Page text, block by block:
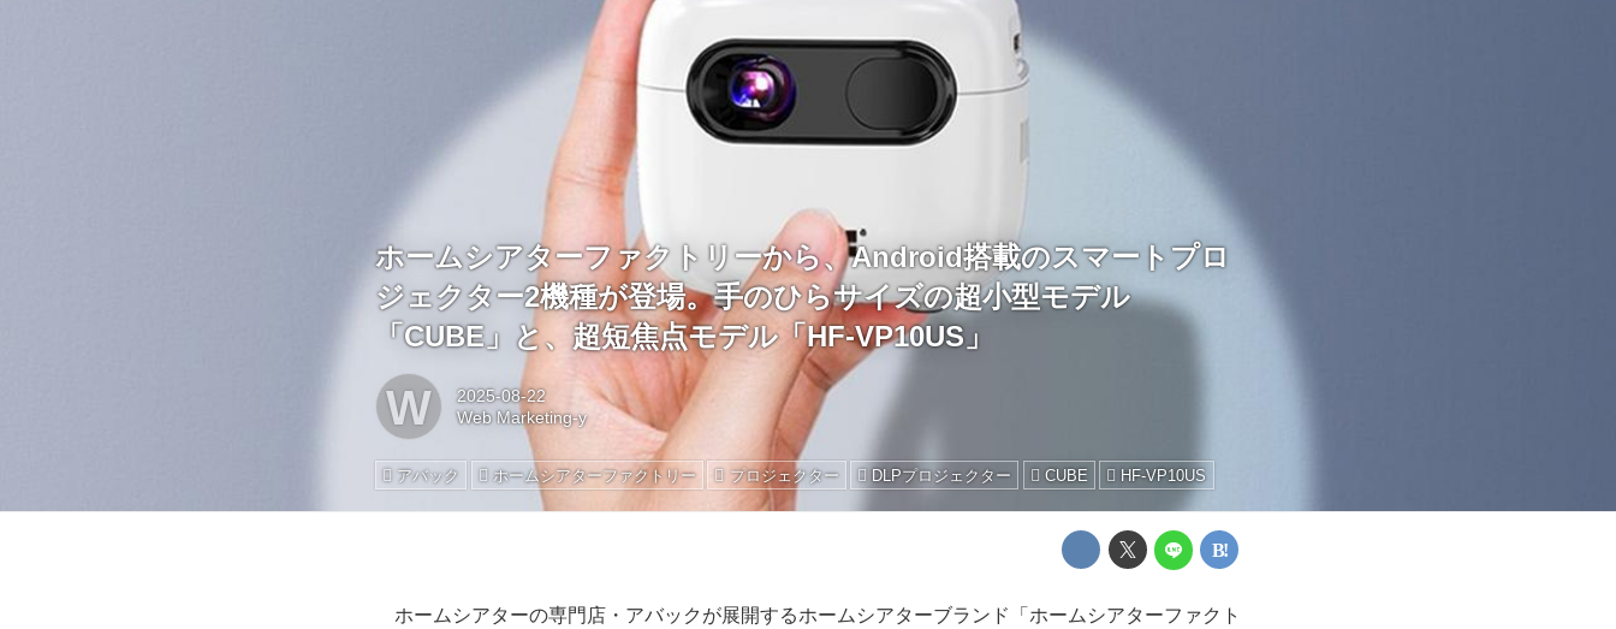
ホームシアターファクトリーから、Android搭載のスマートプロ
ジェクター2機種が登場。手のひらサイズの超小型モデル
「CUBE」と、超短焦点モデル「HF-VP10US」
W
2025-08-22
Web Marketing-y
アバック ホームシアターファクトリー プロジェクター DLPプロジェクター CUBE HF-VP10US
ホームシアターの専門店・アバックが展開するホームシアターブランド「ホームシアターファクト